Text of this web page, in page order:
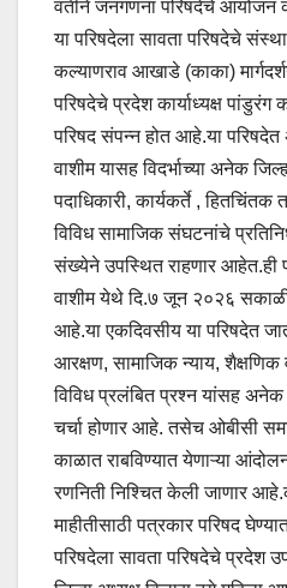
वतीने जनगणना परिषदेचे
या परिषदेला सावता परिषदेचे
कल्याणराव आखाडे (काका)
परिषदेचे प्रदेश कार्याध्यक्ष पांडुरंग
परिषद संपन्न होत आहे.या
वाशीम यासह विदर्भाच्या अनेक
पदाधिकारी, कार्यकर्ते ,
विविध सामाजिक संघटनांचे
संख्येने उपस्थित राहणार आहेत.ही
वाशीम येथे दि.७ जून २०२६
आहे.या एकदिवसीय या परिषदेत
आरक्षण, सामाजिक न्याय, शैक्षणिक
विविध प्रलंबित प्रश्न यांसह अनेक
चर्चा होणार आहे. तसेच ओबीसी
काळात राबविण्यात येणाऱ्या
रणनिती निश्चित केली जाणार
माहीतीसाठी पत्रकार परिषद
परिषदेला सावता परिषदेचे प्रदेश